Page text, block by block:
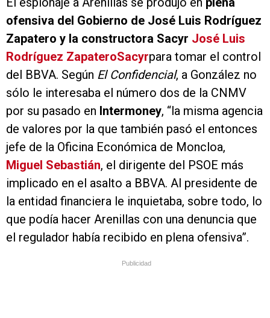
ofensiva del Gobierno de José Luis Rodríguez
Zapatero y la constructora Sacyr José Luis
Rodríguez ZapateroSacyrpara tomar el control
del BBVA. Según El Confidencial, a González no
sólo le interesaba el número dos de la CNMV
por su pasado en Intermoney, “la misma agencia
de valores por la que también pasó el entonces
jefe de la Oficina Económica de Moncloa,
Miguel Sebastián, el dirigente del PSOE más
implicado en el asalto a BBVA. Al presidente de
la entidad financiera le inquietaba, sobre todo, lo
que podía hacer Arenillas con una denuncia que
el regulador había recibido en plena ofensiva”.
Publicidad